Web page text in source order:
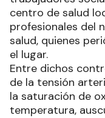
centro de salud
profesionales del
salud, quienes
el lugar.
Entre dichos
de la tensión
la saturación de
temperatura,